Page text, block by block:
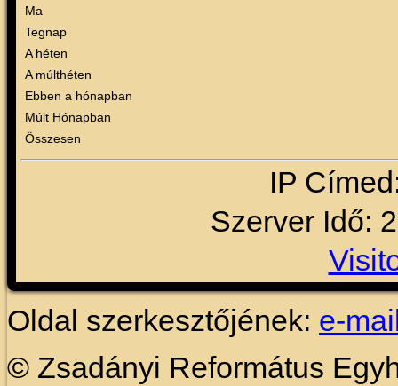
Ma
Tegnap
A héten
A múlthéten
Ebben a hónapban
Múlt Hónapban
Összesen
IP
Szerver Idő:
Oldal szerkesztőjének: e-
© Zsadányi Református